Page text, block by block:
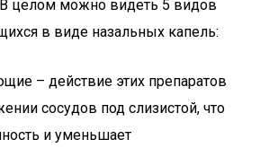
целом можно видеть 5 видов
в виде назальных капель:
– действие этих препаратов
сосудов под слизистой, что
и уменьшает